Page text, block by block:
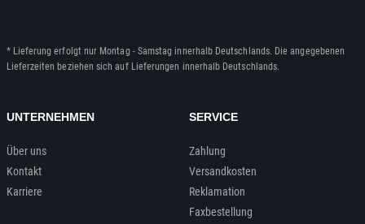
* Lieferung erfolgt nur Montag - Samstag innerhalb Deutschlands. Die angegebenen
Lieferzeiten beziehen sich auf Lieferungen innerhalb Deutschlands.
UNTERNEHMEN
Über uns
Kontakt
Karriere
SERVICE
Zahlung
Versandkosten
Reklamation
Faxbestellung